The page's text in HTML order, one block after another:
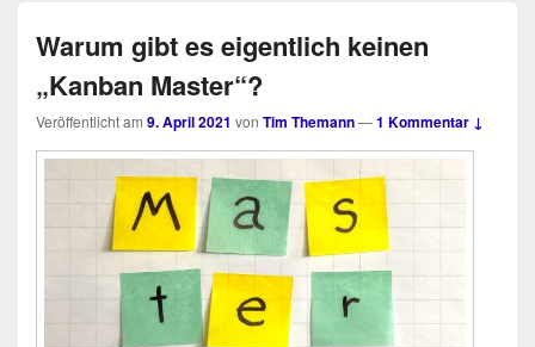
Warum gibt es eigentlich keinen
„Kanban Master“?
Veröffentlicht am 9. April 2021 von Tim Themann—1 Kommentar ↓